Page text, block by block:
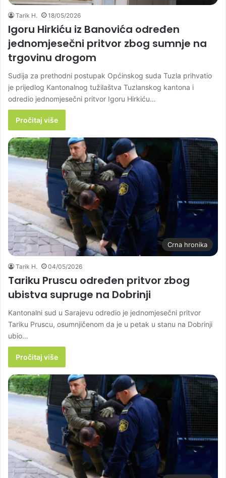
Tarik H. 18/05/2026
Igoru Hirkiću iz Banovića određen
jednomjesečni pritvor zbog sumnje na
trgovinu drogom
Sudija za prethodni postupak Općinskog suda Tuzla prihvatio
je prijedlog Kantonalnog tužilaštva Tuzlanskog kantona i
odredio jednomjesečni pritvor Igoru Hirkiću…
Pročitaj više
Crna hronika
Tarik H. 04/05/2026
Tariku Pruscu određen pritvor zbog
ubistva supruge na Dobrinji
Kantonalni sud u Sarajevu odredio je jednomjesečni pritvor
Tariku Pruscu, osumnjičenom da je u petak u stanu na Dobrinji
ubio…
Pročitaj više